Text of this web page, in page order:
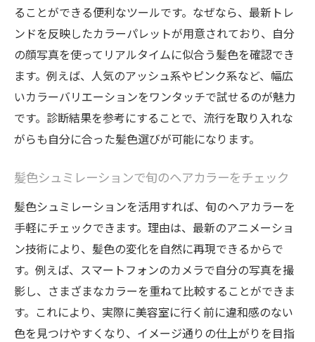
ることができる便利なツールです。なぜなら、最新トレ
ンドを反映したカラーパレットが用意されており、自分
の顔写真を使ってリアルタイムに似合う髪色を確認でき
ます。例えば、人気のアッシュ系やピンク系など、幅広
いカラーバリエーションをワンタッチで試せるのが魅力
です。診断結果を参考にすることで、流行を取り入れな
がらも自分に合った髪色選びが可能になります。
髪色シュミレーションで旬のヘアカラーをチェック
髪色シュミレーションを活用すれば、旬のヘアカラーを
手軽にチェックできます。理由は、最新のアニメーショ
ン技術により、髪色の変化を自然に再現できるからで
す。例えば、スマートフォンのカメラで自分の写真を撮
影し、さまざまなカラーを重ねて比較することができま
す。これにより、実際に美容室に行く前に違和感のない
色を見つけやすくなり、イメージ通りの仕上がりを目指